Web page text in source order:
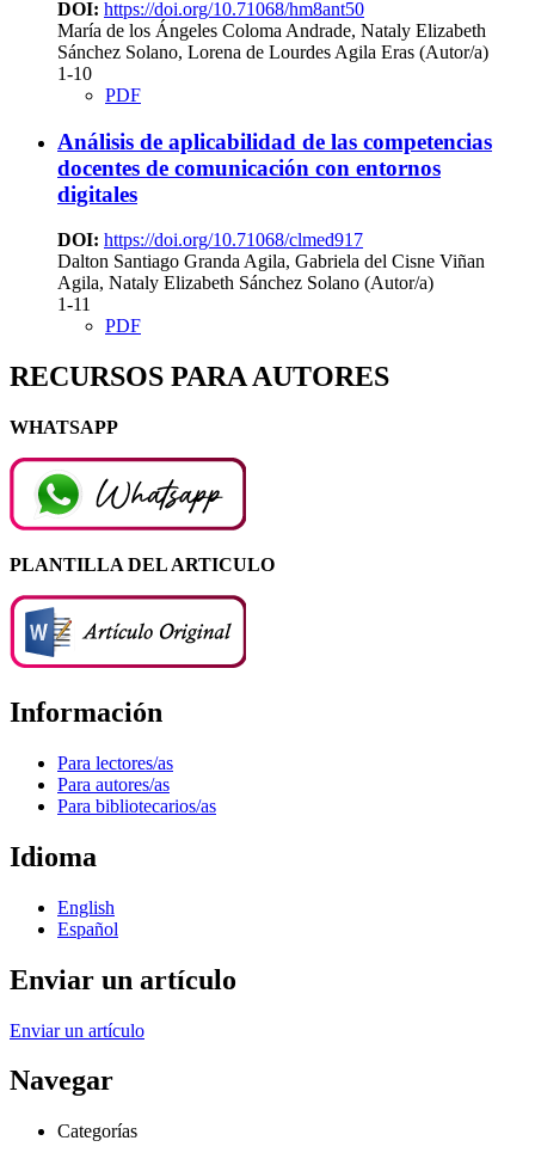
DOI: https://doi.org/10.71068/hm8ant50
María de los Ángeles Coloma Andrade, Nataly Elizabeth
Sánchez Solano, Lorena de Lourdes Agila Eras (Autor/a)
1-10
PDF
Análisis de aplicabilidad de las competencias
docentes de comunicación con entornos
digitales
DOI: https://doi.org/10.71068/clmed917
Dalton Santiago Granda Agila, Gabriela del Cisne Viñan
Agila, Nataly Elizabeth Sánchez Solano (Autor/a)
1-11
PDF
RECURSOS PARA AUTORES
WHATSAPP
PLANTILLA DEL ARTICULO
Información
Para lectores/as
Para autores/as
Para bibliotecarios/as
Idioma
English
Español
Enviar un artículo
Enviar un artículo
Navegar
Categorías